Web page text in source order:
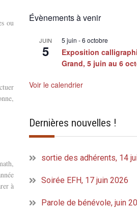
ou
à
Évènements à venir
JUIN
5
5 juin -6 octobre
Exposition
Grand, 5 juin au 6
Voir le calendrier
Dernières nouvelles !
sortie des adhérents, 14
Soirée EFH, 17 juin 2026
Parole de bénévole, juin